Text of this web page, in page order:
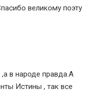
великому поэту
в народе правда.А
Истины , так все